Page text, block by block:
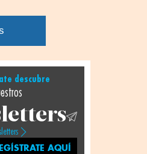
descubre
AQUÍ